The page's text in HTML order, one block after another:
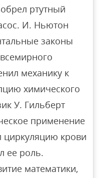
ртутный
И. Ньютон
законы
механику к
химического
У. Гильберт
применение
циркуляцию крови
ее роль.
математики,